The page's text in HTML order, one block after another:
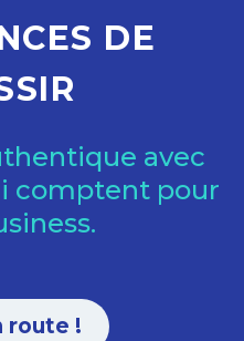
DE
avec
comptent pour
route !